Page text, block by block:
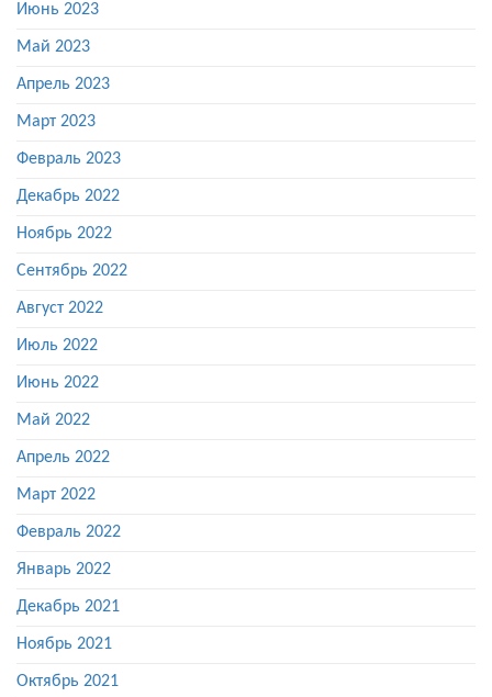
Июнь 2023
Май 2023
Апрель 2023
Март 2023
Февраль 2023
Декабрь 2022
Ноябрь 2022
Сентябрь 2022
Август 2022
Июль 2022
Июнь 2022
Май 2022
Апрель 2022
Март 2022
Февраль 2022
Январь 2022
Декабрь 2021
Ноябрь 2021
Октябрь 2021